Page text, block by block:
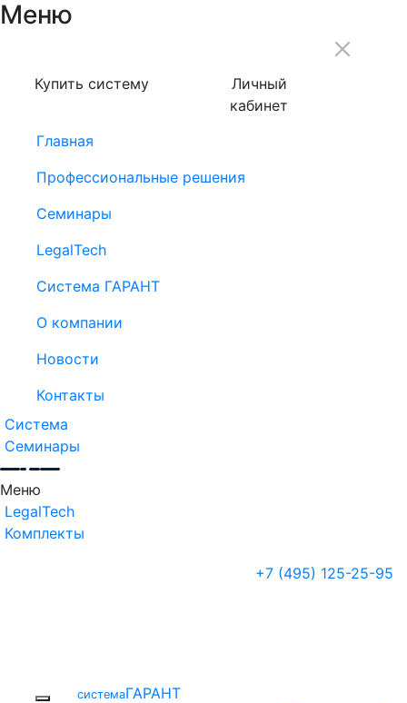
Меню
Купить систему
Личный
кабинет
Главная
Профессиональные решения
Семинары
LegalTech
Система ГАРАНТ
О компании
Новости
Контакты
Система
Семинары
Меню
LegalTech
Комплекты
+7 (495) 125-25-95
cистемаГАРАНТ